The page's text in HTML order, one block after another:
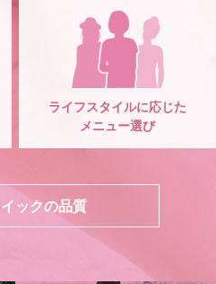
ライフスタイルに応じた
メニュー選び
ックの品質